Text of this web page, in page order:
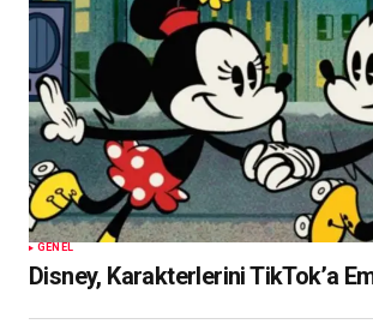
GENEL
Disney, Karakterlerini TikTok’a